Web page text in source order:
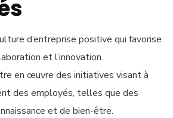
d’entreprise positive qui favorise
et l’innovation.
en œuvre des initiatives visant à
des employés, telles que des
et de bien-être.